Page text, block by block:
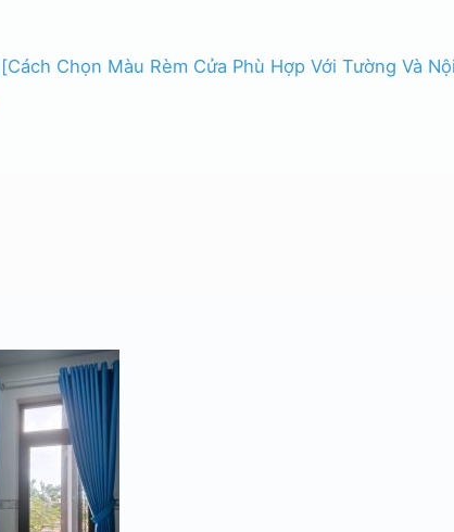
[Cách Chọn Màu Rèm Cửa Phù Hợp Với Tường Và